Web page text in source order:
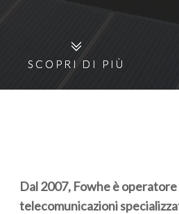
SCOPRI DI PIÙ
SCOPRI DI PIÙ
Dal 2007, Fowhe è operatore
telecomunicazioni